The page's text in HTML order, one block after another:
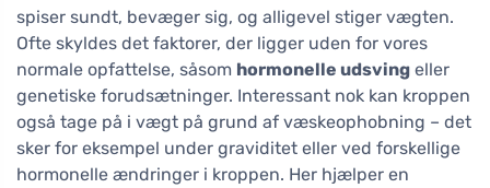
spiser sundt, bevæger sig, og alligevel stiger vægten.
Ofte skyldes det faktorer, der ligger uden for vores
normale opfattelse, såsom hormonelle udsving eller
genetiske forudsætninger. Interessant nok kan kroppen
også tage på i vægt på grund af væskeophobning – det
sker for eksempel under graviditet eller ved forskellige
hormonelle ændringer i kroppen. Her hjælper en